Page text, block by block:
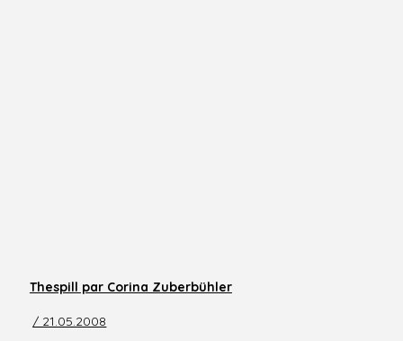
Thespill par Corina Zuberbühler
/ 21.05.2008